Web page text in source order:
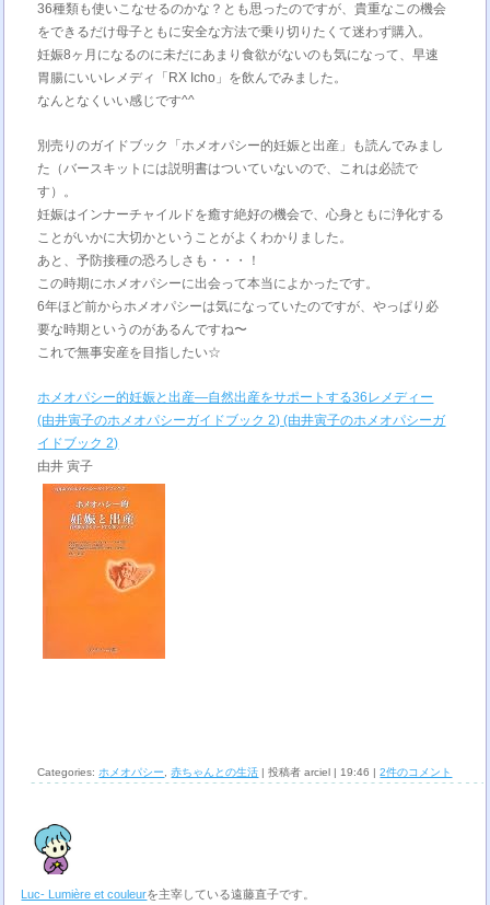
36種類も使いこなせるのかな？とも思ったのですが、貴重なこの機会
をできるだけ母子ともに安全な方法で乗り切りたくて迷わず購入。
妊娠8ヶ月になるのに未だにあまり食欲がないのも気になって、早速
胃腸にいいレメディ「RX Icho」を飲んでみました。
なんとなくいい感じです^^
別売りのガイドブック「ホメオパシー的妊娠と出産」も読んでみまし
た（バースキットには説明書はついていないので、これは必読で
す）。
妊娠はインナーチャイルドを癒す絶好の機会で、心身ともに浄化する
ことがいかに大切かということがよくわかりました。
あと、予防接種の恐ろしさも・・・！
この時期にホメオパシーに出会って本当によかったです。
6年ほど前からホメオパシーは気になっていたのですが、やっぱり必
要な時期というのがあるんですね〜
これで無事安産を目指したい☆
ホメオパシー的妊娠と出産―自然出産をサポートする36レメディー
(由井寅子のホメオパシーガイドブック 2) (由井寅子のホメオパシーガ
イドブック 2)
由井 寅子
Categories: ホメオパシー ,赤ちゃんとの生活 | 投稿者 arciel | 19:46 |2件のコメント
Luc- Lumière et couleurを主宰している遠藤直子です。